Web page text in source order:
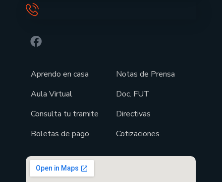
Aprendo en casa
Aula Virtual
Consulta tu tramite
Boletas de pago
Notas de Prensa
Doc. FUT
Directivas
Cotizaciones